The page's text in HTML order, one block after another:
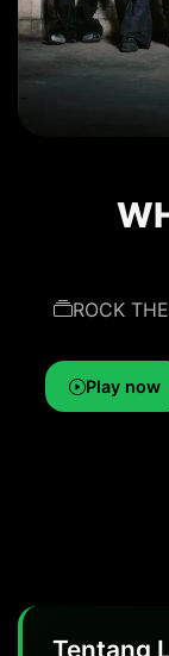
ROCK
Play now
Tentang